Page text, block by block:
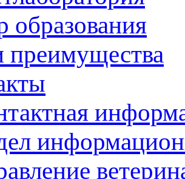
образования